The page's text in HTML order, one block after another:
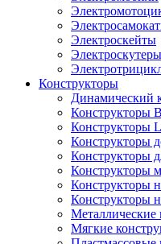
Электроскейты
Электроскутеры
Конструкторы
Динамический
Конструкторы
Конструкторы
Конструкторы
Конструкторы
Конструкторы
Конструкторы
Конструкторы
Металлические
Мягкие